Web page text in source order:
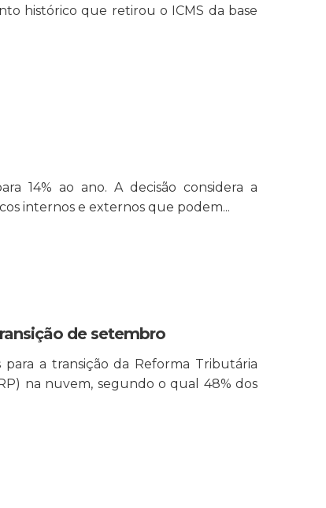
histórico que retirou o ICMS da base
14% ao ano. A decisão considera a
internos e externos que podem...
de setembro
para a transição da Reforma Tributária
na nuvem, segundo o qual 48% dos